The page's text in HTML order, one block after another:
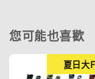
您可能也喜歡
夏日大